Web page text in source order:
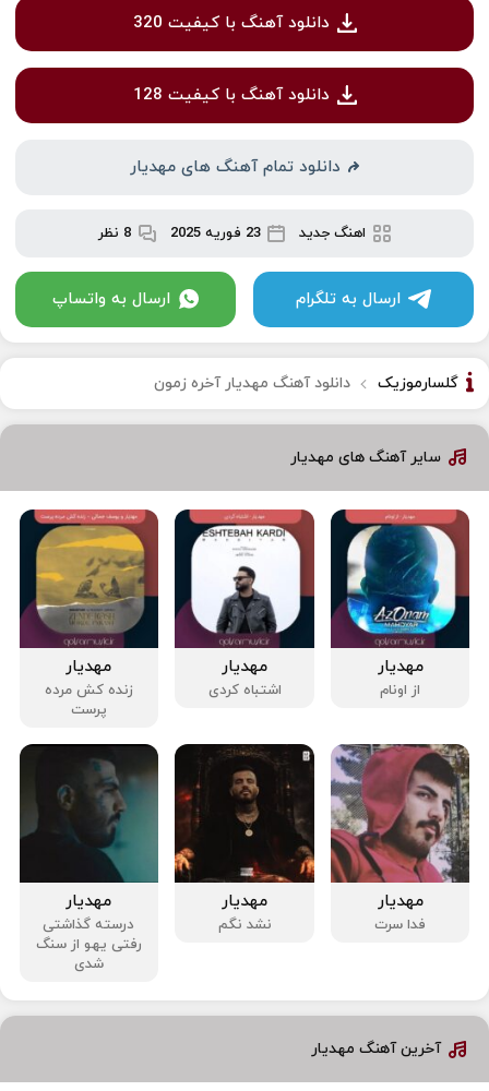
دانلود آهنگ با کیفیت 320
دانلود آهنگ با کیفیت 128
دانلود تمام آهنگ های مهدیار
اهنگ جدید 23 فوریه 2025 8 نظر
ارسال به تلگرام ارسال به واتساپ
گلسارموزیک دانلود آهنگ مهدیار آخره زمون
سایر آهنگ های مهدیار
مهدیار
از اونام
مهدیار
اشتباه کردی
مهدیار
زنده کش مرده
پرست
مهدیار
فدا سرت
مهدیار
نشد نگم
مهدیار
درسته گذاشتی
رفتی یهو از سنگ
شدی
آخرین آهنگ مهدیار